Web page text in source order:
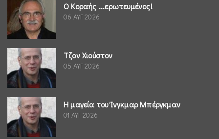
Ο Κοραής ...ερωτευμένος!
06 ΑΥΓ 2026
Τζον Χιούστον
05 ΑΥΓ 2026
Η μαγεία του Ίνγκμαρ Μπέργκμαν
01 ΑΥΓ 2026